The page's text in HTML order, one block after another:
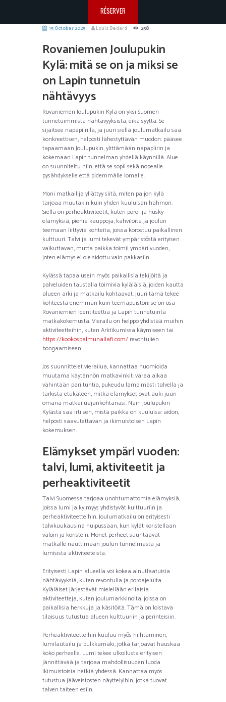
RÉSERVER
15 October 2025 Louis Bedard 258
Rovaniemen Joulupukin
Kylä: mitä se on ja miksi se
on Lapin tunnetuin
nähtävyys
Rovaniemen Joulupukin Kylä on yksi Suomen
tunnetuimmista nähtävyyksistä, eikä syyttä. Se
sijaitsee napapiirillä, ja juuri siellä joulumatkailu saa
konkreettisen, helposti lähestyttävän muodon: pääsee
tapaamaan Joulupukin, ylittämään napapiirin ja
kokemaan Lapin tunnelman yhdellä käynnillä. Alue
on suunniteltu niin, että se sopii sekä nopealle
pysähdykselle että pidemmälle lomalle.
Moni matkailija yllättyy siitä, miten paljon kylä
tarjoaa muutakin kuin yhden kuuluisan hahmon.
Siellä on perheaktiviteetit, kuten poro- ja husky-
elämyksiä, pieniä kauppoja, kahviloita ja joulun
teemaan liittyviä kohteita, joissa korostuu paikallinen
kulttuuri. Talvi ja lumi tekevät ympäristöstä erityisen
vaikuttavan, mutta paikka toimii ympäri vuoden,
joten elämys ei ole sidottu vain pakkasiin.
Kylässä tapaa usein myös paikallisia tekijöitä ja
palveluiden taustalla toimivia kyläläisiä, joiden kautta
alueen arki ja matkailu kohtaavat. Juuri tämä tekee
kohteesta enemmän kuin teemapuiston: se on osa
Rovaniemien identiteettiä ja Lapin tunnetuinta
matkakokemusta. Vierailu on helppo yhdistää muihin
aktiviteetteihin, kuten Arktikumissa käymiseen tai
https://kookospalmunallafi.com/ revontulien
bongaamiseen.
Jos suunnittelet vierailua, kannattaa huomioida
muutama käytännön matkavinkit: varaa aikaa
vähintään pari tuntia, pukeudu lämpimästi talvella ja
tarkista etukäteen, mitkä elämykset ovat auki juuri
omana matkailuajankohtanasi. Näin Joulupukin
Kylästä saa irti sen, mistä paikka on kuuluisa: aidon,
helposti saavutettavan ja ikimuistoisen Lapin
kokemuksen.
Elämykset ympäri vuoden:
talvi, lumi, aktiviteetit ja
perheaktiviteetit
Talvi Suomessa tarjoaa unohtumattomia elämyksiä,
joissa lumi ja kylmyys yhdistyvät kulttuuriin ja
perheaktiviteetteihin. Joulumatkailu on erityisesti
talvikuukausina huipussaan, kun kylät koristellaan
valoin ja koristein. Monet perheet suuntaavat
matkalle nauttimaan joulun tunnelmasta ja
lumisista aktiviteeteista.
Erityisesti Lapin alueella voi kokea ainutlaatuisia
nähtävyyksiä, kuten revontulia ja poroajeluita.
Kyläläiset järjestävät mielellään erilaisia
aktiviteetteja, kuten joulumarkkinoita, joissa on
paikallisia herkkuja ja käsitöitä. Tämä on loistava
tilaisuus tutustua alueen kulttuuriin ja perinteisiin.
Perheaktiviteetteihin kuuluu myös hiihtäminen,
lumilautailu ja pulkkamäki, jotka tarjoavat hauskaa
koko perheelle. Lumi tekee ulkoilusta erityisen
jännittävää ja tarjoaa mahdollisuuden luoda
ikimuistoisia hetkiä yhdessä. Kannattaa myös
tutustua jääveistosten näyttelyihin, jotka tuovat
talven taiteen esiin.